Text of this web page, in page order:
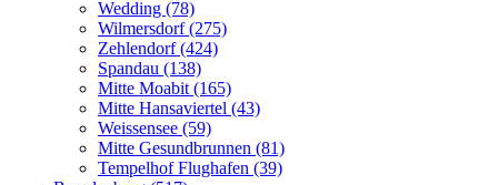
Wedding (78)
Wilmersdorf (275)
Zehlendorf (424)
Spandau (138)
Mitte Moabit (165)
Mitte Hansaviertel (43)
Weissensee (59)
Mitte Gesundbrunnen (81)
Tempelhof Flughafen (39)